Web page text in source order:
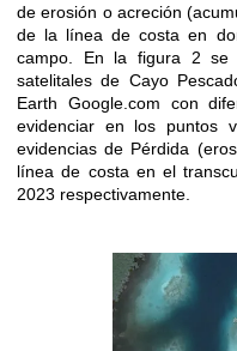
de erosión o acreción
de la línea de costa en
campo. En la figura 2 se
satelitales de Cayo
Earth Google.com con
evidenciar en los puntos
evidencias de Pérdida
línea de costa en el
2023 respectivamente.